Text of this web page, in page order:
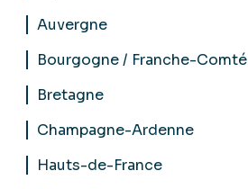
Auvergne
Bourgogne / Franche-Comté
Bretagne
Champagne-Ardenne
Hauts-de-France